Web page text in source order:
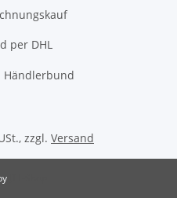
zzgl. Versand